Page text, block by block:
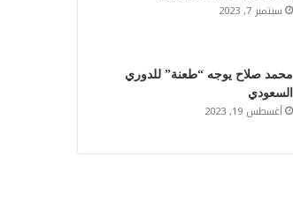
سبتمبر 7, 2023
محمد صلاح يوجه “طعنة” للدوري
السعودي
أغسطس 19, 2023